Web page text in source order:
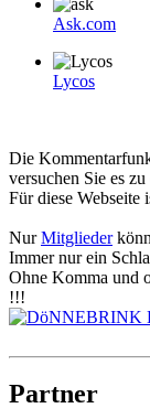
Ask.com
Lycos
Die
versuchen Sie es
Für diese Webseite
NurMitglieder
Immer nur ein
Ohne Komma und
!!!
Partner